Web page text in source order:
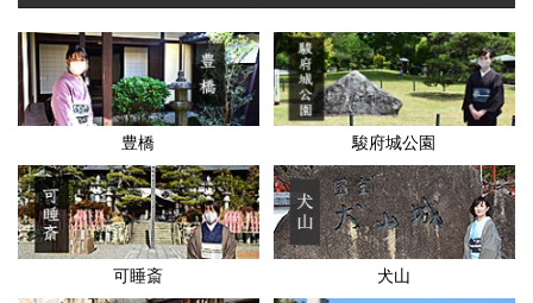
豊橋 駿府城公園
可睡斎 犬山